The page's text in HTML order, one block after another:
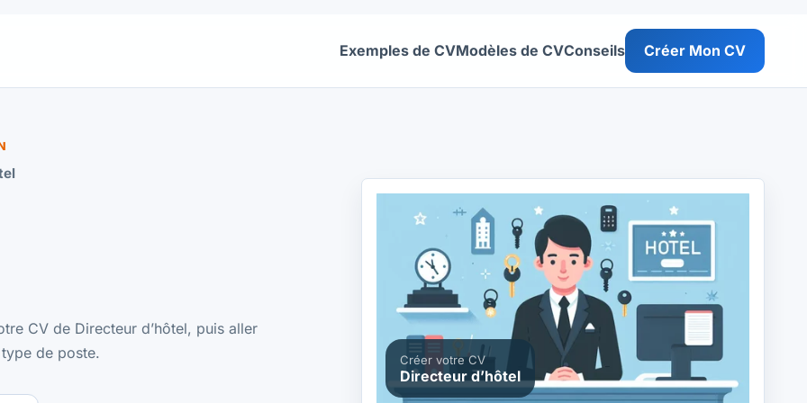
Exemples de CVModèles de CVConseils Créer Mon CV
CV de Directeur d’hôtel, puis aller
de poste.
Créer votre CV
Directeur d’hôtel